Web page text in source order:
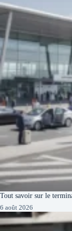
Tout savoir sur le
6 août 2026